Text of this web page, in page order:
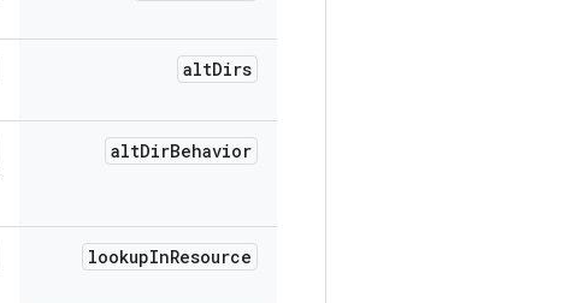
altDirs
altDirBehavior
lookupInResource